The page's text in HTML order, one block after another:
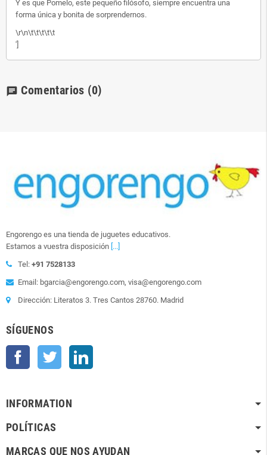
Y es que Pomelo, este pequeño filósofo, siempre encuentra una
forma única y bonita de sorprendernos.
\r\n\t\t\t\t\t
']
chat Comentarios (0)
Engorengo es una tienda de juguetes educativos.
Estamos a vuestra disposición [...]
Tel: +91 7528133
Email: bgarcia@engorengo.com, visa@engorengo.com
Dirección: Literatos 3. Tres Cantos 28760. Madrid
SÍGUENOS
Facebook Twitter
INFORMATION
POLÍTICAS
MARCAS QUE NOS AYUDAN